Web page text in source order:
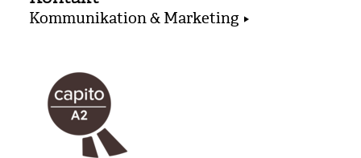
Kommunikation & Marketing